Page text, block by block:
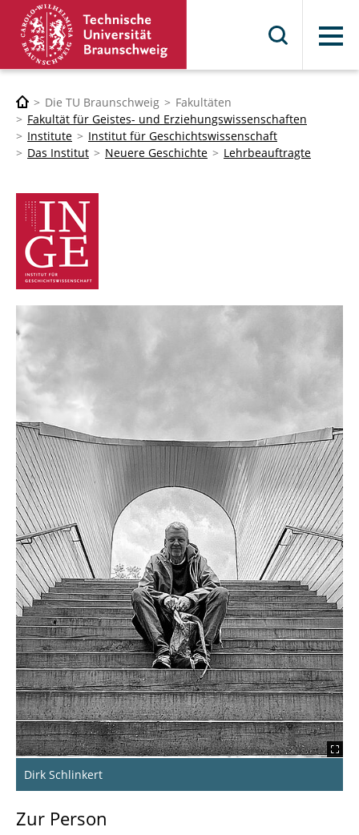
Menü
Die TU Braunschweig
Fakultäten
Fakultät für Geistes- und Erziehungswissenschaften
Institute
Institut für Geschichtswissenschaft
Das Institut
Neuere Geschichte Lehrbeauftragte
Dirk Schlinkert
Zur Person